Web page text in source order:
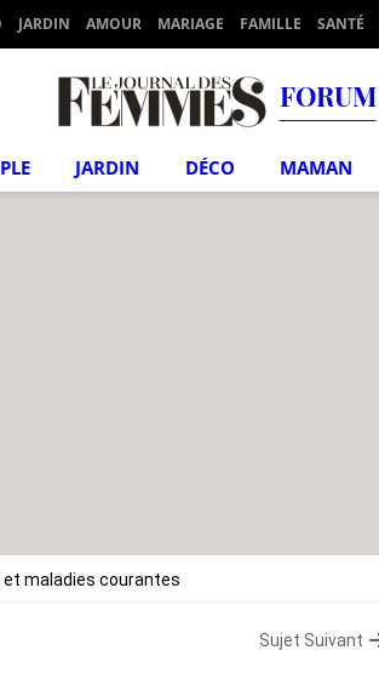
JARDIN AMOUR MARIAGE FAMILLE SANTÉ
FORUM
JARDIN DÉCO MAMAN
maladies courantes
Sujet Suivant